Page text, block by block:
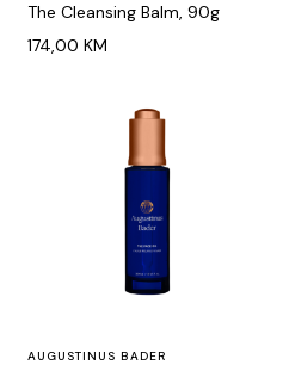
The Cleansing Balm, 90g
174,00 KM
AUGUSTINUS BADER